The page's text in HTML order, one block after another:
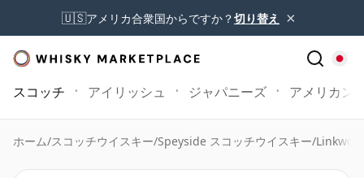
🇺🇸アメリカ合衆国からですか？切り替え ×
スコッチ アイリッシュ ジャパニーズ アメリカン
ホーム/スコッチウイスキー/Speyside スコッチウイスキー/